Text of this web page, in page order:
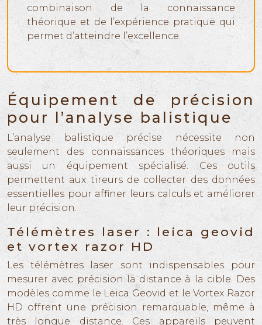
combinaison de la connaissance
théorique et de l’expérience pratique qui
permet d’atteindre l’excellence.
Équipement de précision
pour l’analyse balistique
L’analyse balistique précise nécessite non
seulement des connaissances théoriques mais
aussi un équipement spécialisé. Ces outils
permettent aux tireurs de collecter des données
essentielles pour affiner leurs calculs et améliorer
leur précision.
Télémètres laser : leica geovid
et vortex razor HD
Les télémètres laser sont indispensables pour
mesurer avec précision la distance à la cible. Des
modèles comme le Leica Geovid et le Vortex Razor
HD offrent une précision remarquable, même à
très longue distance. Ces appareils peuvent